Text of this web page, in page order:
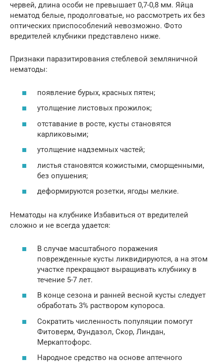
червей, длина особи не превышает 0,7-0,8 мм. Яйца
нематод белые, продолговатые, но рассмотреть их без
оптических приспособлений невозможно. Фото
вредителей клубники представлено ниже.
Признаки паразитирования стеблевой земляничной
нематоды:
появление бурых, красных пятен;
утолщение листовых прожилок;
отставание в росте, кусты становятся
карликовыми;
утолщение надземных частей;
листья становятся кожистыми, сморщенными,
без опушения;
деформируются розетки, ягоды мелкие.
Нематоды на клубнике Избавиться от вредителей
сложно и не всегда удается:
В случае масштабного поражения
поврежденные кусты ликвидируются, а на этом
участке прекращают выращивать клубнику в
течение 5-7 лет.
В конце сезона и ранней весной кусты следует
обработать 3% раствором купороса.
Сократить численность популяции помогут
Фитоверм, Фундазол, Скор, Линдан,
Меркаптофорс.
Народное средство на основе аптечного